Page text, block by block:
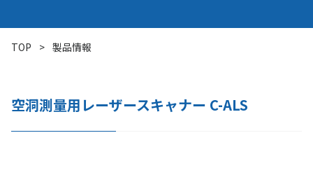
TOP > 製品情報
空洞測量用レーザースキャナー C-ALS